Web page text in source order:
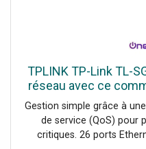
TPLINK TP-Link TL-
réseau avec ce
Gestion simple grâce à
de service (QoS) pour
critiques. 26 ports